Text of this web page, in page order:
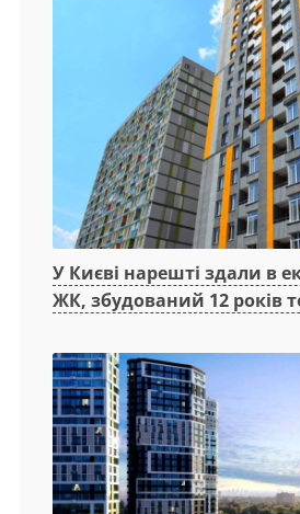
У Києві нарешті здали в
ЖК, збудований 12 років